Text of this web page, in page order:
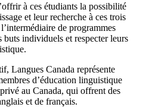
à ces étudiants la possibilité
et leur recherche à ces trois
de programmes
buts individuels et respecter leurs
Langues Canada représente
d’éducation linguistique
au Canada, qui offrent des
et de français.